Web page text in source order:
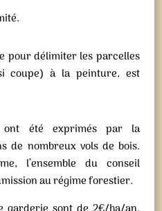
pour délimiter les parcelles
coupe) à la peinture, est
ont été exprimés par la
de nombreux vols de bois.
l’ensemble du conseil
au régime forestier.